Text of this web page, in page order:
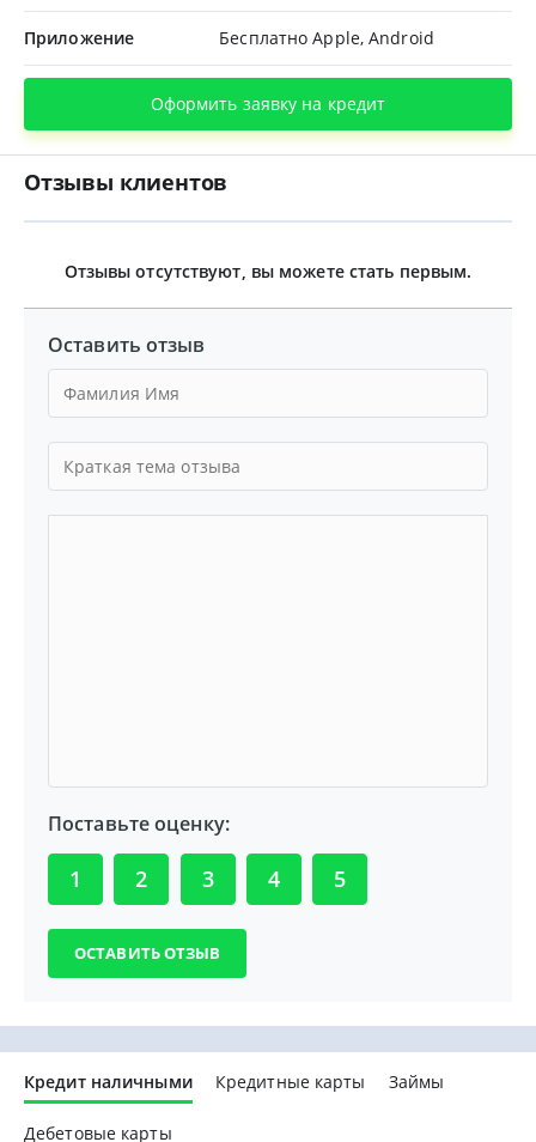
Приложение Бесплатно Apple, Android
Оформить заявку на кредит
Отзывы клиентов
Отзывы отсутствуют, вы можете стать первым.
Оставить отзыв
Поставьте оценку:
1 2 3 4 5
Кредит наличными Кредитные карты Займы
Дебетовые карты